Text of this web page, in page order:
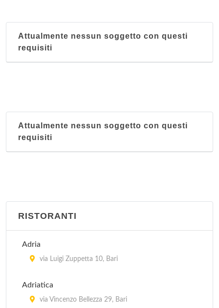
Attualmente nessun soggetto con questi
requisiti
Attualmente nessun soggetto con questi
requisiti
RISTORANTI
Adria
via Luigi Zuppetta 10, Bari
Adriatica
via Vincenzo Bellezza 29, Bari